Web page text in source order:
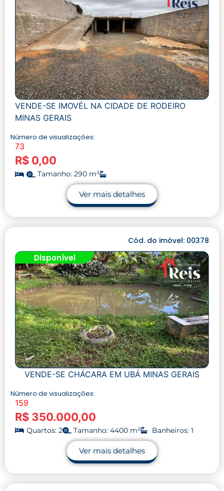
VENDE-SE IMOVÉL NA CIDADE DE RODEIRO
MINAS GERAIS
Número de visualizações:
73
R$ 0,00
Tamanho: 290 m²
Ver mais detalhes
Cód. do imóvel: 00378
Disponível
VENDE-SE CHÁCARA EM UBÁ MINAS GERAIS
Número de visualizações:
159
R$ 350.000,00
Quartos: 2 Tamanho: 4400 m² Banheiros: 1
Ver mais detalhes